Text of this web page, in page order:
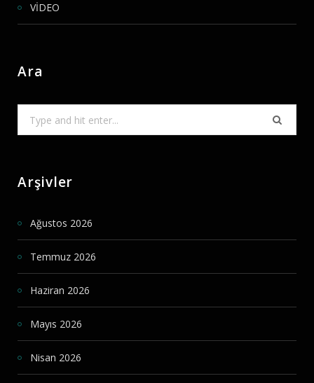
VİDEO
Ara
Arşivler
Ağustos 2026
Temmuz 2026
Haziran 2026
Mayıs 2026
Nisan 2026